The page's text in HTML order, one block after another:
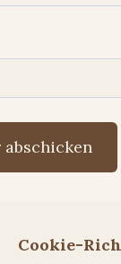
Cookie-